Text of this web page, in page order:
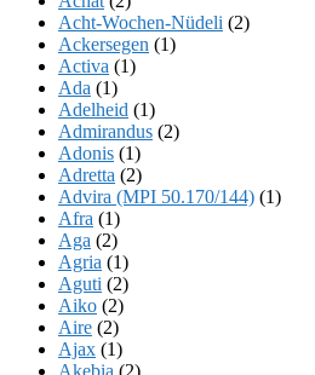
Acht-Wochen-Nüdeli (2)
Ackersegen (1)
Activa (1)
Ada (1)
Adelheid (1)
Admirandus (2)
Adonis (1)
Adretta (2)
Advira (MPI 50.170/144) (1)
Afra (1)
Aga (2)
Agria (1)
Aguti (2)
Aiko (2)
Aire (2)
Ajax (1)
Akebia (2)